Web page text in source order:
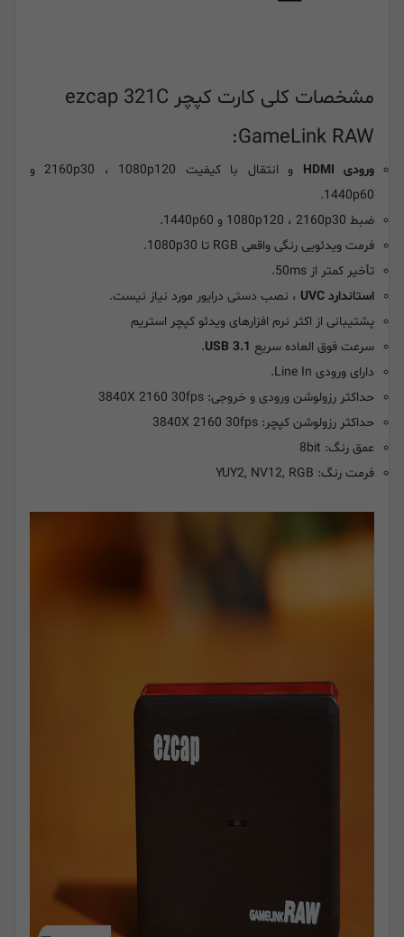
مشخصات کلی کارت کپچر ezcap 321C
GameLink RAW:
ورودی HDMI
و انتقال با کیفیت 2160p30 ، 1080p120 و
1440p60.
ضبط 1080p120 ، 2160p30 و 1440p60.
فرمت ویدئویی رنگی واقعی RGB تا 1080p30.
تأخیر کمتر از 50ms.
استاندارد UVC
، نصب دستی درایور مورد نیاز نیست.
پشتیبانی از اکثر نرم افزارهای ویدئو کپچر استریم
سرعت فوق العاده سریع USB 3.1
.
دارای ورودی Line In.
حداکثر رزولوشن ورودی و خروجی: 3840X 2160 30fps
حداکثر رزولوشن کپچر: 3840X 2160 30fps
عمق رنگ: 8bit
فرمت رنگ: YUY2, NV12, RGB